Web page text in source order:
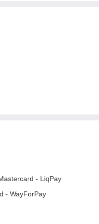
- LiqPay
- WayForPay